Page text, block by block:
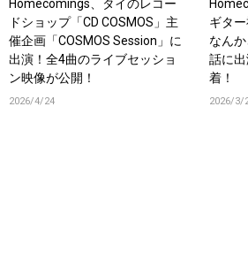
Homecomings、タイのレコー
ドショップ「CD COSMOS」主
催企画「COSMOS Session」に
出演！全4曲のライブセッショ
ン映像が公開！
2026/4/24
ギタ
なん
話に
着！
2026/3/